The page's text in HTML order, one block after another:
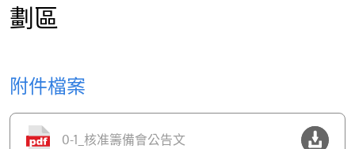
劃區
附件檔案
0-1_核准籌備會公告文